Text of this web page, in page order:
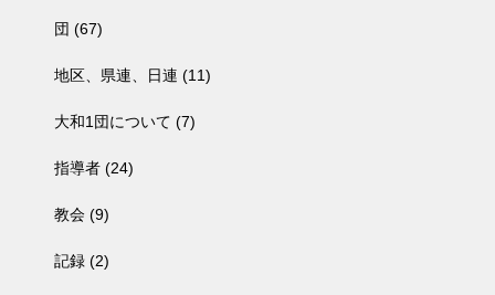
団 (67)
地区、県連、日連 (11)
大和1団について (7)
指導者 (24)
教会 (9)
記録 (2)